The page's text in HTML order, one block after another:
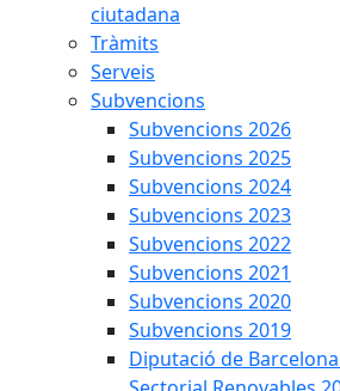
ciutadana
Tràmits
Serveis
Subvencions
Subvencions 2026
Subvencions 2025
Subvencions 2024
Subvencions 2023
Subvencions 2022
Subvencions 2021
Subvencions 2020
Subvencions 2019
Diputació de